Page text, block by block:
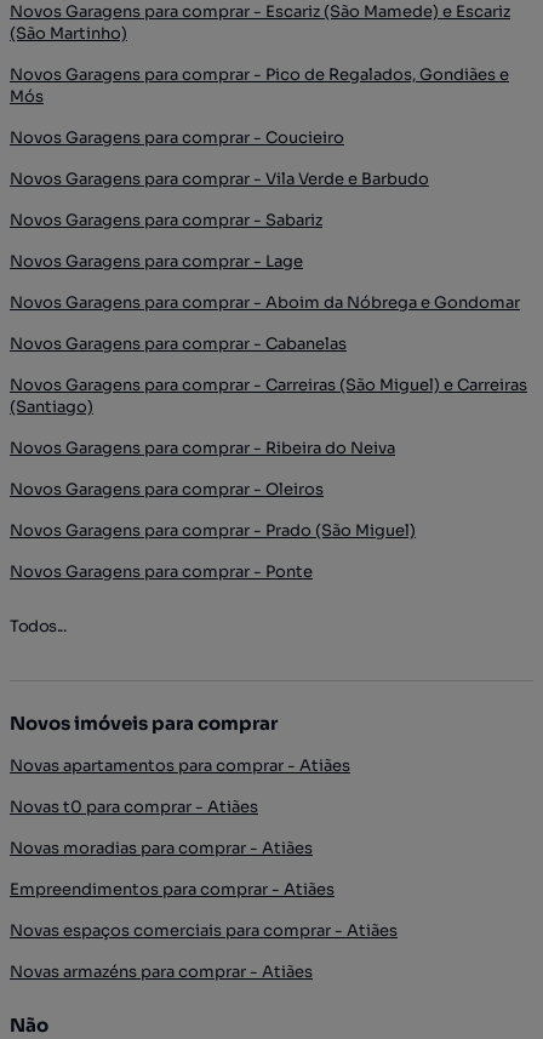
Novos Garagens para comprar - Escariz (São Mamede) e Escariz
(São Martinho)
Novos Garagens para comprar - Pico de Regalados, Gondiães e
Mós
Novos Garagens para comprar - Coucieiro
Novos Garagens para comprar - Vila Verde e Barbudo
Novos Garagens para comprar - Sabariz
Novos Garagens para comprar - Lage
Novos Garagens para comprar - Aboim da Nóbrega e Gondomar
Novos Garagens para comprar - Cabanelas
Novos Garagens para comprar - Carreiras (São Miguel) e Carreiras
(Santiago)
Novos Garagens para comprar - Ribeira do Neiva
Novos Garagens para comprar - Oleiros
Novos Garagens para comprar - Prado (São Miguel)
Novos Garagens para comprar - Ponte
Todos...
Novos imóveis para comprar
Novas apartamentos para comprar - Atiães
Novas t0 para comprar - Atiães
Novas moradias para comprar - Atiães
Empreendimentos para comprar - Atiães
Novas espaços comerciais para comprar - Atiães
Novas armazéns para comprar - Atiães
Não